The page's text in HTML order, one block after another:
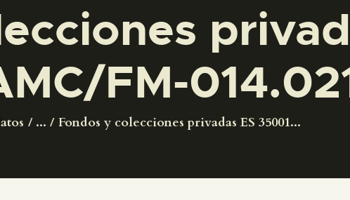
FM-
... Fondos y colecciones privadas ES 35001...